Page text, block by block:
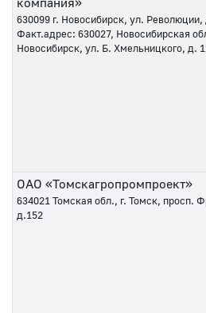
630099 г. Новосибирск, ул. Революции,
Факт.адрес: 630027, Новосибирская
Новосибирск, ул. Б. Хмельницкого, д.
ОАО «Томскагропромпроект»
634021 Томская обл., г. Томск, просп.
д.152